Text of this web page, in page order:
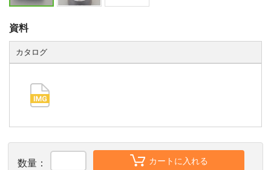
数量： カートに入れる
資料
カタログ